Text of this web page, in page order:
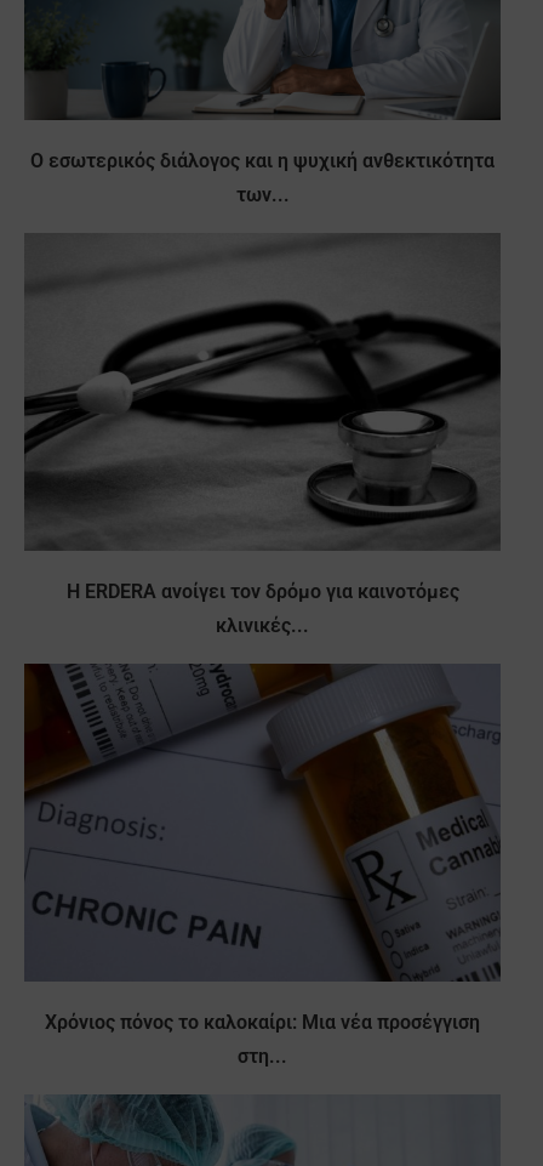
Ο εσωτερικός διάλογος και η ψυχική ανθεκτικότητα
των...
Η ERDERA ανοίγει τον δρόμο για καινοτόμες
κλινικές...
Χρόνιος πόνος το καλοκαίρι: Μια νέα προσέγγιση
στη...